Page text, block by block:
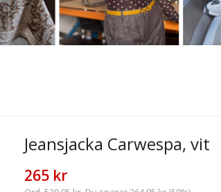
Jeansjacka Carwespa, vit
265 kr